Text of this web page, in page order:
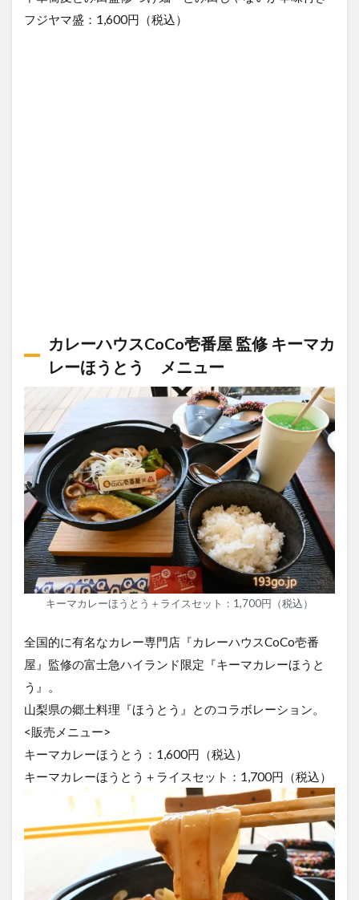
フジヤマ盛：1,600円（税込）
カレーハウスCoCo壱番屋 監修 キーマカ
レーほうとう メニュー
キーマカレーほうとう＋ライスセット：1,700円（税込）
全国的に有名なカレー専門店『カレーハウスCoCo壱番
屋』監修の富士急ハイランド限定『キーマカレーほうと
う』。
山梨県の郷土料理『ほうとう』とのコラボレーション。
<販売メニュー>
キーマカレーほうとう：1,600円（税込）
キーマカレーほうとう＋ライスセット：1,700円（税込）